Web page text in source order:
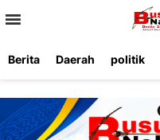
Berita Daerah politik